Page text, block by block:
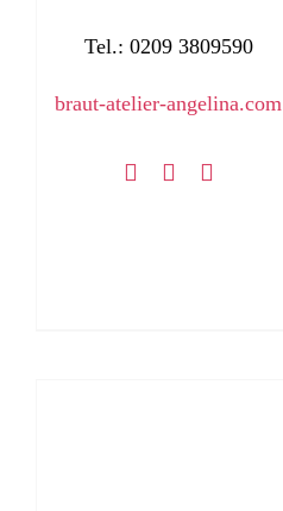
Tel.: 0209 3809590
braut-atelier-angelina.com